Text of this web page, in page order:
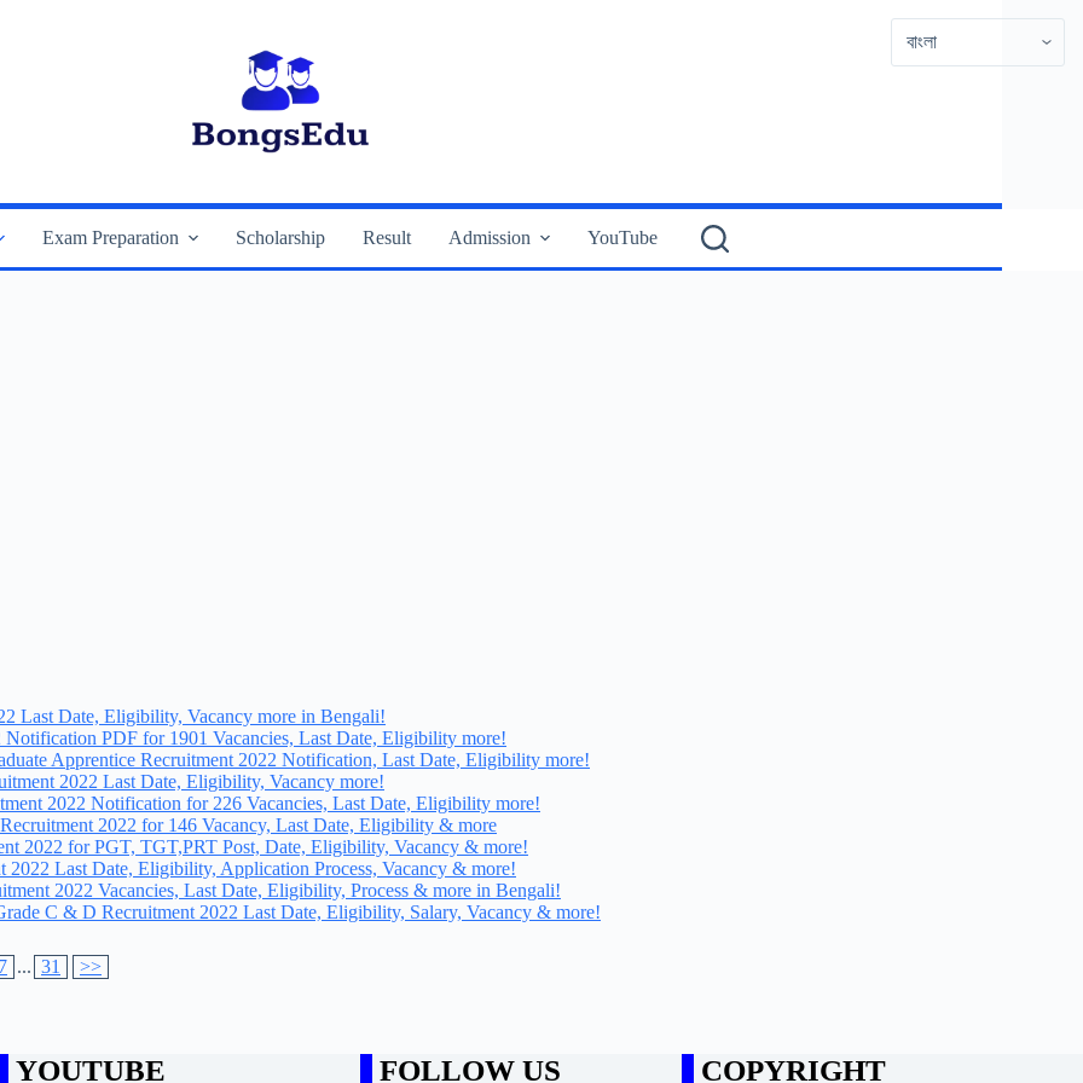
Exam Preparation Scholarship Result Admission YouTube
Last Date, Eligibility, Vacancy more in Bengali!
Notification PDF for 1901 Vacancies, Last Date, Eligibility more!
Apprentice Recruitment 2022 Notification, Last Date, Eligibility more!
2022 Last Date, Eligibility, Vacancy more!
2022 Notification for 226 Vacancies, Last Date, Eligibility more!
Recruitment 2022 for 146 Vacancy, Last Date, Eligibility & more
2022 for PGT, TGT,PRT Post, Date, Eligibility, Vacancy & more!
2022 Last Date, Eligibility, Application Process, Vacancy & more!
2022 Vacancies, Last Date, Eligibility, Process & more in Bengali!
Grade C & D Recruitment 2022 Last Date, Eligibility, Salary, Vacancy & more!
... 31 >>
YOUTUBE FOLLOW US COPYRIGHT